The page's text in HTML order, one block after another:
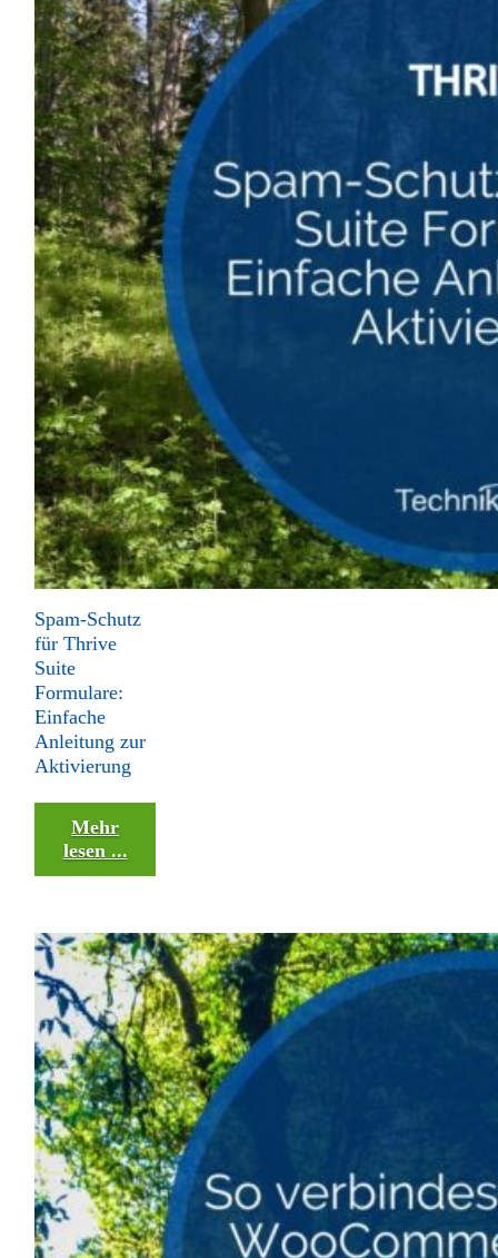
Spam-Schutz
für Thrive
Suite
Formulare:
Einfache
Anleitung zur
Aktivierung
Mehr
lesen ...